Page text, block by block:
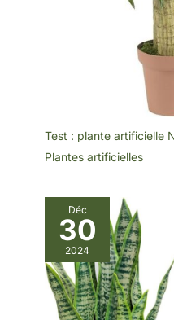
Test : plante artificielle
Plantes artificielles
Déc
30
2024